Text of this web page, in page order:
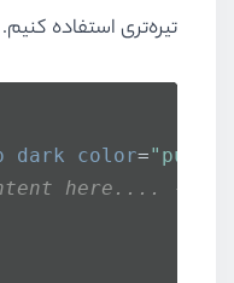
تیره‌تری استفاده کنیم.
dark color=
here.... -->